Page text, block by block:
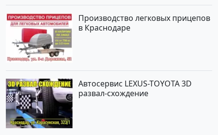
Производство легковых прицепов
в Краснодаре
Автосервис LEXUS-TOYOTA 3D
развал-схождение